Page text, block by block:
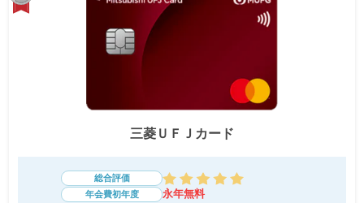
三菱ＵＦＪカード
総合評価
年会費初年度
永年無料